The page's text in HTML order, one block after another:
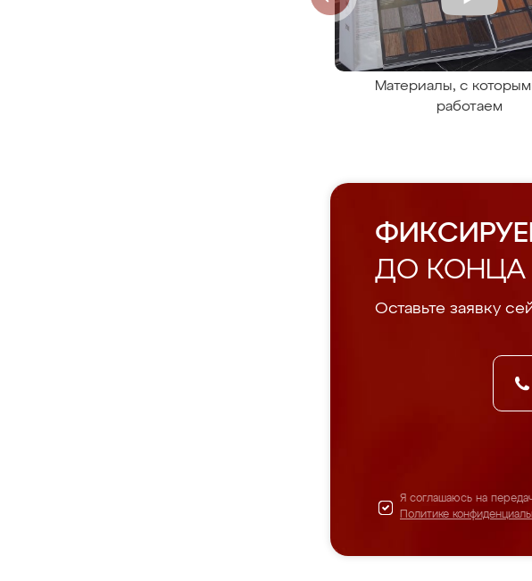
Материалы, с
работаем
ДО КОНЦА
Оставьте заявку
Я соглашаюсь на
Политике